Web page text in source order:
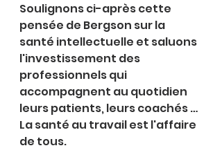
Soulignons ci-après cette
pensée de Bergson sur la
santé intellectuelle et saluons
l'investissement des
professionnels qui
accompagnent au quotidien
leurs patients, leurs coachés …
La santé au travail est l'affaire
de tous.